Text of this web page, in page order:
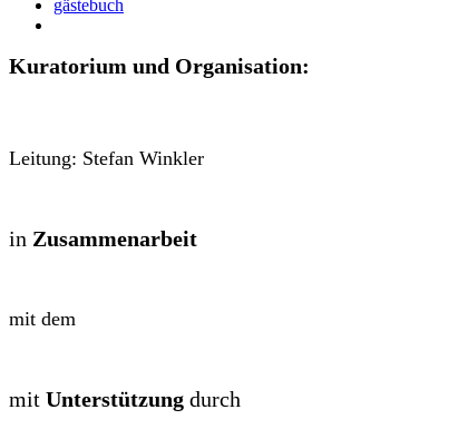
gästebuch
Kuratorium und Organisation:
Leitung: Stefan Winkler
in Zusammenarbeit
mit dem
mit Unterstützung durch